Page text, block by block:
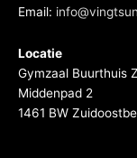
Email:
Locatie
Gymzaal Buurthuis
Middenpad 2
1461 BW